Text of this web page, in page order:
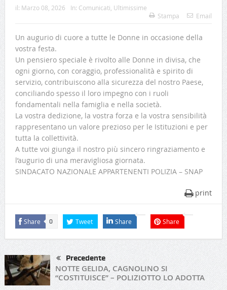
il: Marzo 08, 2026 In: Comunicati, Ultimissime
Stampa
Email
Un augurio di cuore a tutte le Donne in occasione della
vostra festa.
Un pensiero speciale è rivolto alle Donne in divisa, che
ogni giorno, con coraggio, professionalità e spirito di
servizio, contribuiscono alla sicurezza del nostro Paese,
conciliando spesso il loro impegno con i ruoli
fondamentali nella famiglia e nella società.
La vostra dedizione, la vostra forza e la vostra sensibilità
rappresentano un valore prezioso per le Istituzioni e per
tutta la collettività.
A tutte voi giunga il nostro più sincero ringraziamento e
l’augurio di una meravigliosa giornata.
SINDACATO NAZIONALE APPARTENENTI POLIZIA – SNAP
print
Share 0 Tweet Share Share
Precedente
NOTTE GELIDA, CAGNOLINO SI
“COSTITUISCE” – POLIZIOTTO LO ADOTTA